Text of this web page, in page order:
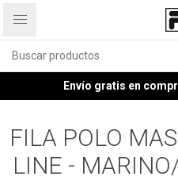
Envío gratis en
FILA POLO
LINE -